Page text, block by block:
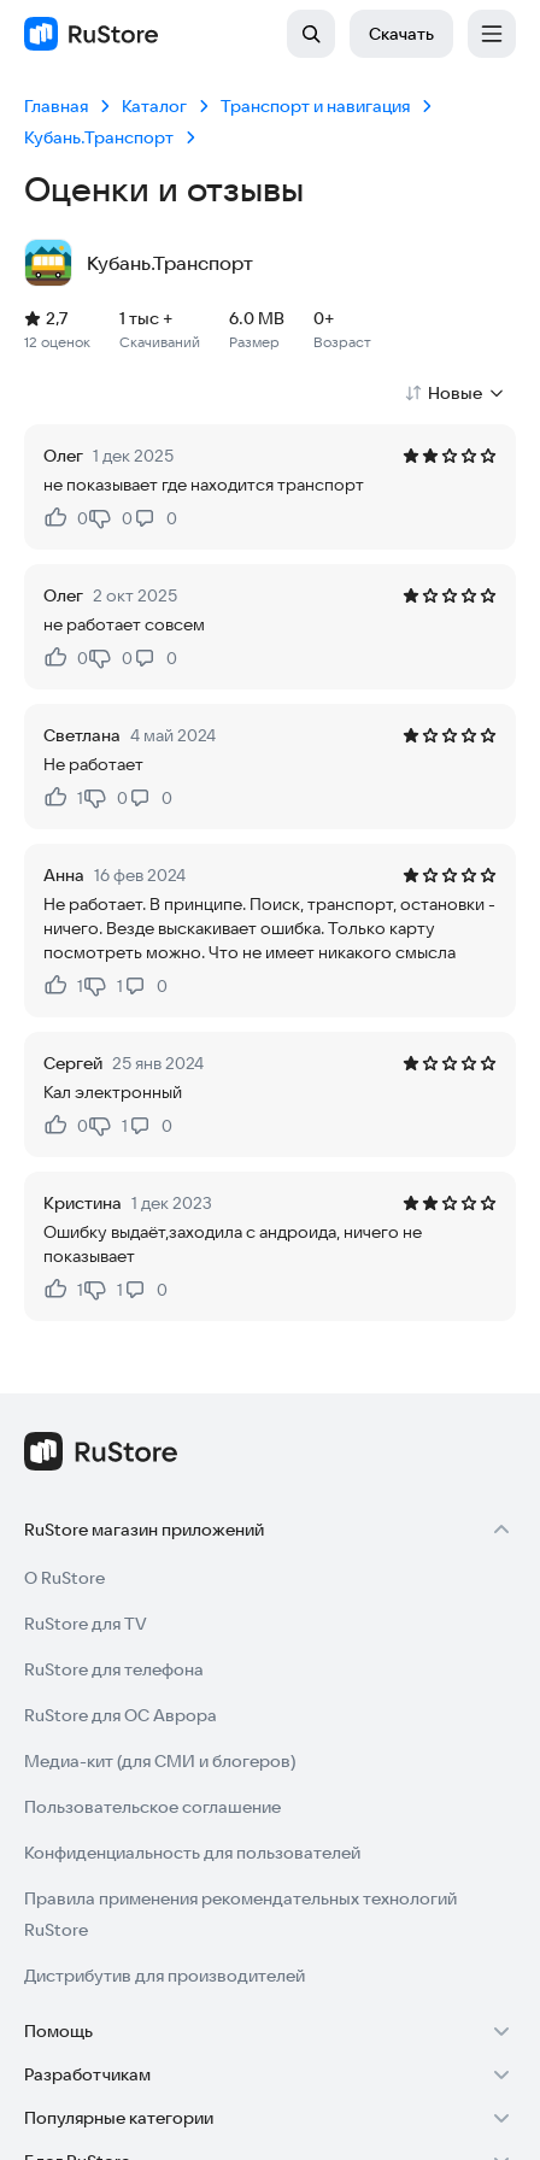
Скачать
Главная Каталог
Транспорт и навигация
Кубань.Транспорт
Оценки и отзывы
Кубань.Транспорт
Рейтинг: 2,7, 12 оценок
Скачиваний: 1 тыс +
Размер файла: 6.0 MB
Возрастное ограничение: 6.0 MB
12 оценок
2,7
Скачиваний
1 тыс +
Размер
6.0 MB
Возраст
0+
Новые
Олег 1 дек 2025
не показывает где находится транспорт
Нравится:
0Не нравится:
0 0
Олег 2 окт 2025
не работает совсем
Нравится:
0Не нравится:
0 0
Светлана 4 май 2024
Не работает
Нравится:
1Не нравится:
0 0
Анна 16 фев 2024
Не работает. В принципе. Поиск, транспорт, остановки -
ничего. Везде выскакивает ошибка. Только карту
посмотреть можно. Что не имеет никакого смысла
Нравится:
1Не нравится:
1 0
Сергей 25 янв 2024
Кал электронный
Нравится:
0Не нравится:
1 0
Кристина 1 дек 2023
Ошибку выдаёт,заходила с андроида, ничего не
показывает
Нравится:
1Не нравится:
1 0
RuStore магазин приложений
О RuStore
RuStore для TV
RuStore для телефона
RuStore для ОС Аврора
Медиа-кит (для СМИ и блогеров)
Пользовательское соглашение
Конфиденциальность для пользователей
Правила применения рекомендательных технологий
RuStore
Дистрибутив для производителей
Помощь
Установка RuStore на TV
Установка RuStore на телефон
Разработчикам
Зарабатывать с RuStore
Популярные категории